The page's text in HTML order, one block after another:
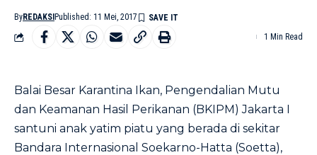
ByREDAKSI Published: 11 Mei, 2017
1 Min Read
Balai Besar Karantina Ikan, Pengendalian Mutu
dan Keamanan Hasil Perikanan (BKIPM) Jakarta I
santuni anak yatim piatu yang berada di sekitar
Bandara Internasional Soekarno-Hatta (Soetta),